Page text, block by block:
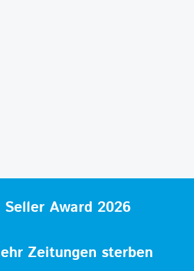
Award 2026
Zeitungen sterben